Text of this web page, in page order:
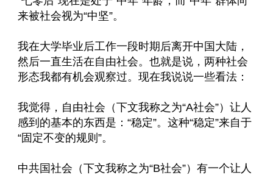
来被社会视为“中坚”。
我在大学毕业后工作一段时期后离开中国大陆，
然后一直生活在自由社会。也就是说，两种社会
形态我都有机会观察过。现在我说说一些看法：
我觉得，自由社会（下文我称之为“A社会”）让人
感到的基本的东西是：“稳定”。这种“稳定”来自于
“固定不变的规则”。
中共国社会（下文我称之为“B社会”）有一个让人